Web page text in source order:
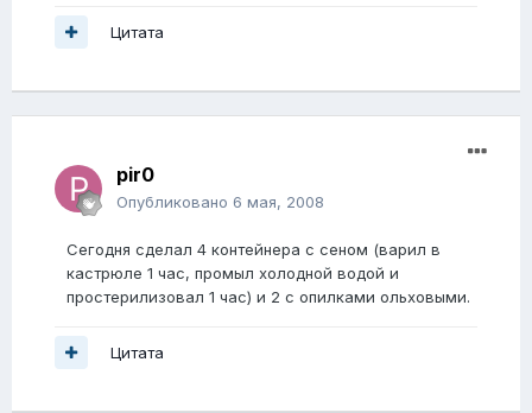
Цитата
pir0
Опубликовано 6 мая, 2008
Сегодня сделал 4 контейнера с сеном (варил в
кастрюле 1 час, промыл холодной водой и
простерилизовал 1 час) и 2 с опилками ольховыми.
Цитата